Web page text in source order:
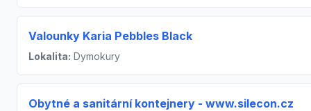
Valounky Karia Pebbles Black
Lokalita: Dymokury
Obytné a sanitární kontejnery - www.silecon.cz